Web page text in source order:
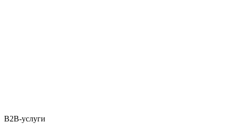
B2B-услуги